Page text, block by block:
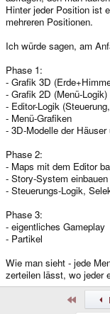
Hinter jeder Position ist
mehreren Positionen.
Ich würde sagen, am
Phase 1:
- Grafik 3D
- Grafik 2D (Menü-Logik)
- Editor-Logik
- Menü-Grafiken
- 3D-Modelle der Häuser
Phase 2:
- Maps mit dem Editor
- Story-System einbauen
- Steuerungs-Logik,
Phase 3:
- eigentliches Gameplay
- Partikel
Wie man sieht - jede
zerteilen lässt, wo jeder